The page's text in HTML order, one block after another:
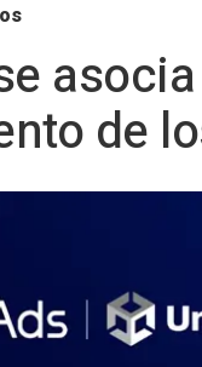
de